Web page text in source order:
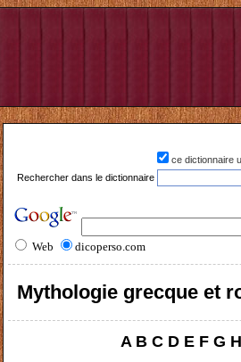
ce dictionnaire
Rechercher dans le dictionnaire
Web dicoperso.com
Mythologie grecque et
A B C D E F G H